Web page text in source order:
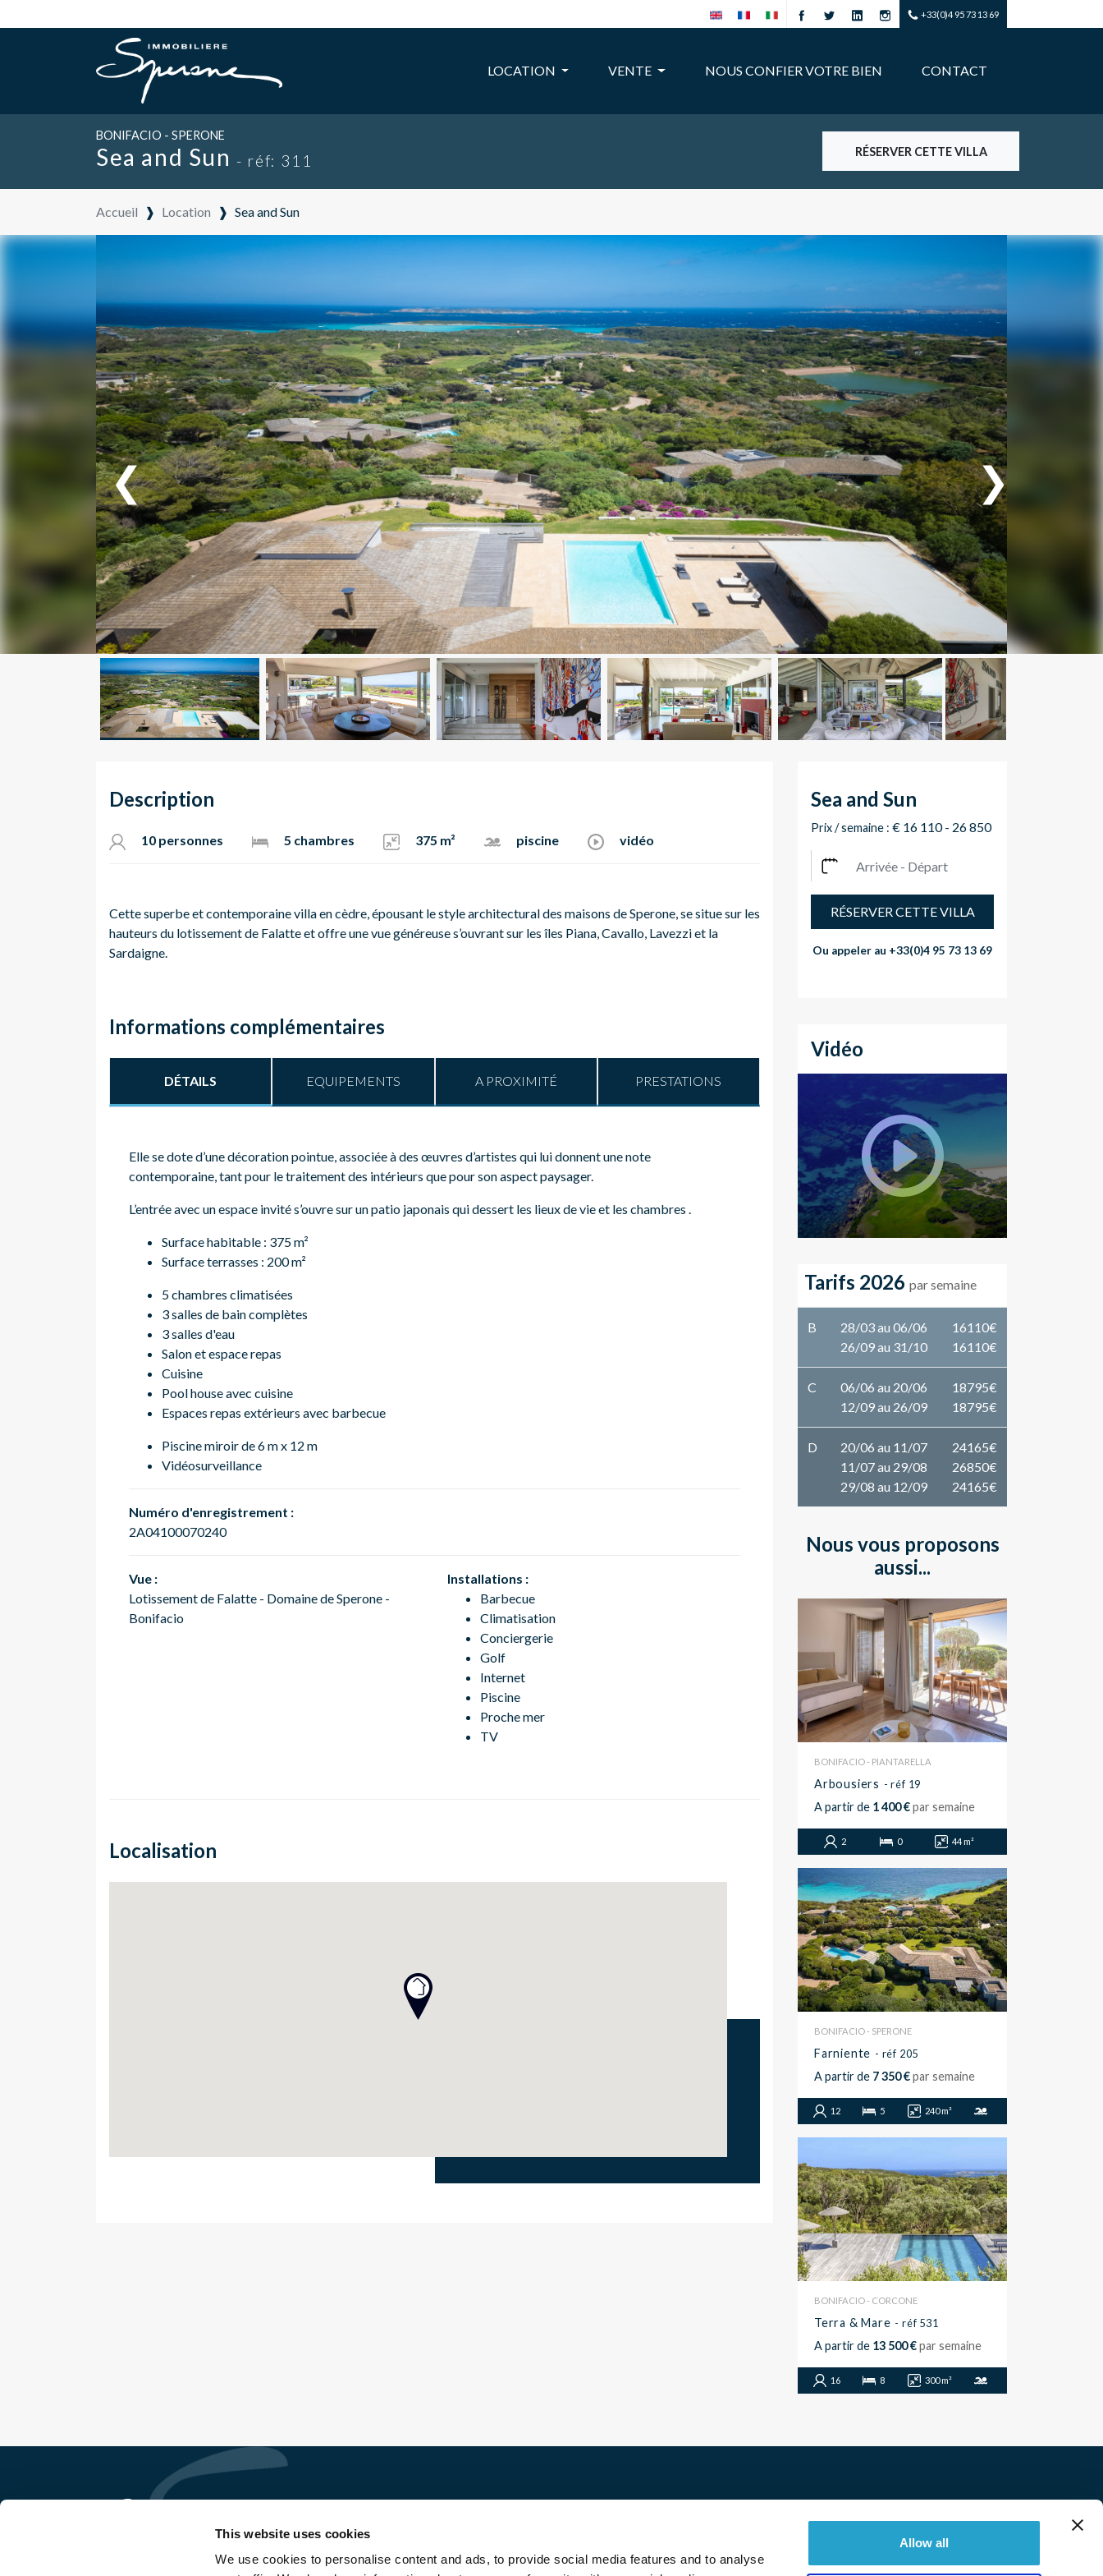
This website uses cookies
We use cookies to personalise content and ads, to provide social media features and to analyse
Allow all
+33(0)4 95 73 13 69
LOCATION VENTE NOUS CONFIER VOTRE BIEN CONTACT
BONIFACIO - SPERONE
Sea and Sun - réf: 311 RÉSERVER CETTE VILLA
Accueil ❱ Location ❱ Sea and Sun
Description
10 personnes 5 chambres 375 m² piscine vidéo
Cette superbe et contemporaine villa en cèdre, épousant le style architectural des maisons de Sperone, se situe sur les
hauteurs du lotissement de Falatte et offre une vue généreuse s’ouvrant sur les îles Piana, Cavallo, Lavezzi et la
Sardaigne.
Informations complémentaires
DÉTAILS EQUIPEMENTS A PROXIMITÉ PRESTATIONS
Elle se dote d’une décoration pointue, associée à des œuvres d’artistes qui lui donnent une note
contemporaine, tant pour le traitement des intérieurs que pour son aspect paysager.
L’entrée avec un espace invité s’ouvre sur un patio japonais qui dessert les lieux de vie et les chambres .
Surface habitable : 375 m²
Surface terrasses : 200 m²
5 chambres climatisées
3 salles de bain complètes
3 salles d'eau
Salon et espace repas
Cuisine
Pool house avec cuisine
Espaces repas extérieurs avec barbecue
Piscine miroir de 6 m x 12 m
Vidéosurveillance
Numéro d'enregistrement :
2A04100070240
Vue :
Lotissement de Falatte - Domaine de Sperone -
Bonifacio
Installations :
Barbecue
Climatisation
Conciergerie
Golf
Internet
Piscine
Proche mer
TV
Localisation
Sea and Sun
Prix / semaine : € 16 110 - 26 850
RÉSERVER CETTE VILLA
Ou appeler au +33(0)4 95 73 13 69
Vidéo
Tarifs 2026 par semaine
B
28/03 au 06/06
26/09 au 31/10
16110€
16110€
C
06/06 au 20/06
12/09 au 26/09
18795€
18795€
D
20/06 au 11/07
11/07 au 29/08
29/08 au 12/09
24165€
26850€
24165€
Nous vous proposons
aussi...
BONIFACIO - PIANTARELLA
Arbousiers - réf 19
A partir de 1 400 €par semaine
2 0 44 m²
BONIFACIO - SPERONE
Farniente - réf 205
A partir de 7 350 €par semaine
12 5 240 m²
BONIFACIO - CORCONE
Terra & Mare - réf 531
A partir de 13 500 €par semaine
16 8 300 m²
© 2026 Immobilière Sperone. Tous droits réservés.
So Ge Immobilière Sperone
Vente